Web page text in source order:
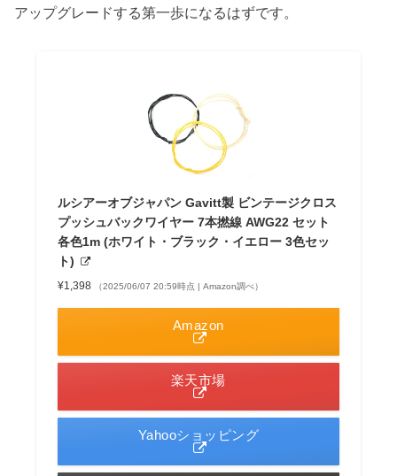
アップグレードする第一歩になるはずです。
ルシアーオブジャパン Gavitt製 ビンテージクロス
プッシュバックワイヤー 7本撚線 AWG22 セット
各色1m (ホワイト・ブラック・イエロー 3色セッ
ト)
¥1,398 （2025/06/07 20:59時点 | Amazon調べ）
Amazon
楽天市場
Yahooショッピング